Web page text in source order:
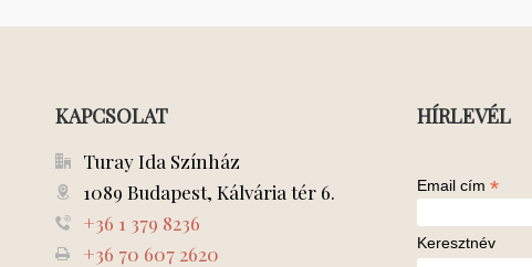
KAPCSOLAT
Turay Ida Színház
1089 Budapest, Kálvária tér 6.
+36 1 379 8236
+36 70 607 2620
HÍRLEVÉL
Email cím *
Keresztnév